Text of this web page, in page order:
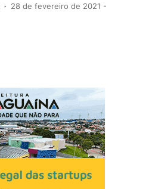
28 de fevereiro de 2021 -